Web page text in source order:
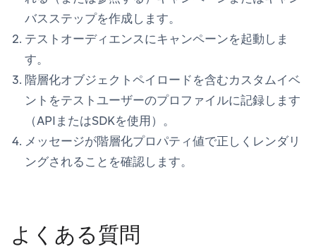
バスステップを作成します。
テストオーディエンスにキャンペーンを起動しま
す。
階層化オブジェクトペイロードを含むカスタムイベ
ントをテストユーザーのプロファイルに記録します
（APIまたはSDKを使用）。
メッセージが階層化プロパティ値で正しくレンダリ
ングされることを確認します。
よくある質問